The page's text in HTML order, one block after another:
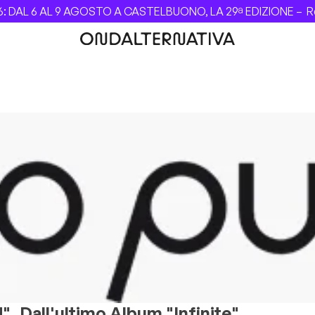
6 AL 9 AGOSTO A CASTELBUONO, LA 29ª EDIZIONE –